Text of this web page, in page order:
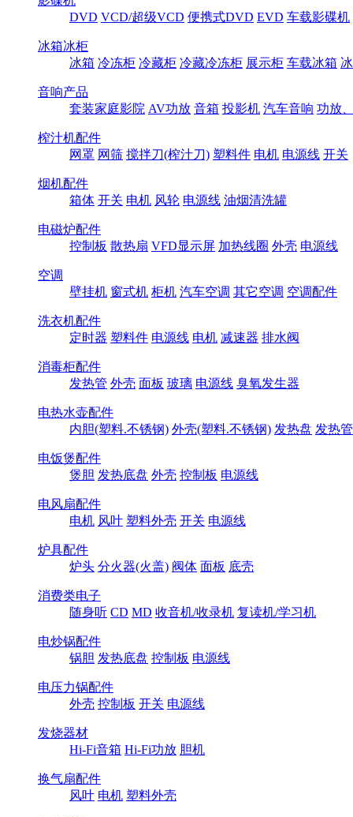
DVD VCD/超级VCD 便携式DVD EVD 车载影碟机
冰箱冰柜
冰箱 冷冻柜 冷藏柜 冷藏冷冻柜 展示柜 车载冰箱
音响产品
套装家庭影院 AV功放 音箱 投影机 汽车音响 功放
榨汁机配件
网罩 网筛 搅拌刀(榨汁刀) 塑料件 电机 电源线 开关
烟机配件
箱体 开关 电机 风轮 电源线 油烟清洗罐
电磁炉配件
控制板 散热扇 VFD显示屏 加热线圈 外壳 电源线
空调
壁挂机 窗式机 柜机 汽车空调 其它空调 空调配件
洗衣机配件
定时器 塑料件 电源线 电机 减速器 排水阀
消毒柜配件
发热管 外壳 面板 玻璃 电源线 臭氧发生器
电热水壶配件
内胆(塑料.不锈钢) 外壳(塑料.不锈钢) 发热盘 发热管
电饭煲配件
煲胆 发热底盘 外壳 控制板 电源线
电风扇配件
电机 风叶 塑料外壳 开关 电源线
炉具配件
炉头 分火器(火盖) 阀体 面板 底壳
消费类电子
随身听 CD MD 收音机/收录机 复读机/学习机
电炒锅配件
锅胆 发热底盘 控制板 电源线
电压力锅配件
外壳 控制板 开关 电源线
发烧器材
Hi-Fi音箱 Hi-Fi功放 胆机
换气扇配件
风叶 电机 塑料外壳